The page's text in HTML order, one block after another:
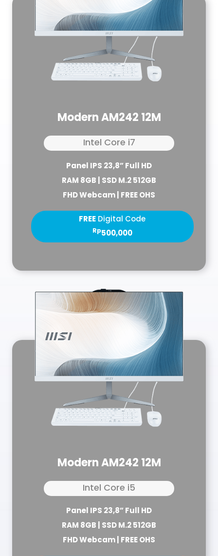
Modern AM242 12M
Intel Core i7
Panel IPS 23,8” Full HD
RAM 8GB | SSD M.2 512GB
FHD Webcam | FREE OHS
FREE Digital Code
Rp500,000
Modern AM242 12M
Intel Core i5
Panel IPS 23,8” Full HD
RAM 8GB | SSD M.2 512GB
FHD Webcam | FREE OHS